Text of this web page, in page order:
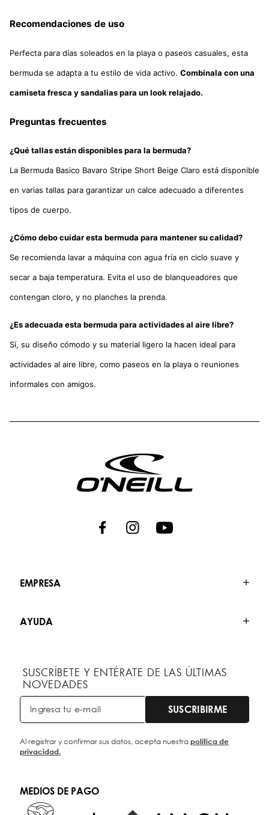
Recomendaciones de uso
Perfecta para días soleados en la playa o paseos casuales, esta
bermuda se adapta a tu estilo de vida activo. Combínala con una
camiseta fresca y sandalias para un look relajado.
Preguntas frecuentes
¿Qué tallas están disponibles para la bermuda?
La Bermuda Basico Bavaro Stripe Short Beige Claro está disponible
en varias tallas para garantizar un calce adecuado a diferentes
tipos de cuerpo.
¿Cómo debo cuidar esta bermuda para mantener su calidad?
Se recomienda lavar a máquina con agua fría en ciclo suave y
secar a baja temperatura. Evita el uso de blanqueadores que
contengan cloro, y no planches la prenda.
¿Es adecuada esta bermuda para actividades al aire libre?
Sí, su diseño cómodo y su material ligero la hacen ideal para
actividades al aire libre, como paseos en la playa o reuniones
informales con amigos.
EMPRESA
AYUDA
SUSCRÍBETE Y ENTÉRATE DE LAS ÚLTIMAS
NOVEDADES
SUSCRIBIRME
Al registrar y confirmar sus datos, acepta nuestrapolítica de
privacidad.
MEDIOS DE PAGO